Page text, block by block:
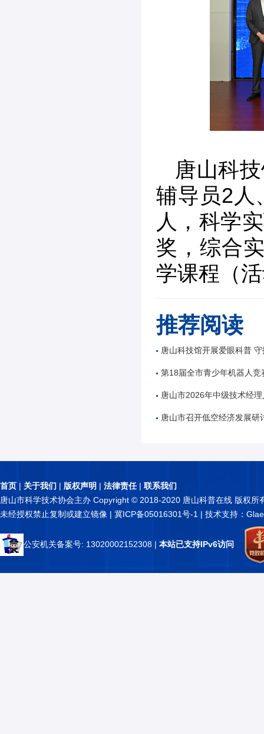
唐山科
辅导员2人
人，科学
奖，综合
学课程（
推荐阅读
唐山科技馆开展爱眼科普 守
第18届全市青少年机器人竞
唐山市2026年中级技术经理人
唐山市召开低空经济发展研
首页 | 关于我们 | 版权声明 | 法律责任| 联系我们
唐山市科学技术协会主办 Copyright © 2018-2020 唐山科普在线 版权所
未经授权禁止复制或建立镜像 | 冀ICP备05016301号-1 | 技术支持：
公安机关备案号: 13020002152308 | 本站已支持IPv6访问